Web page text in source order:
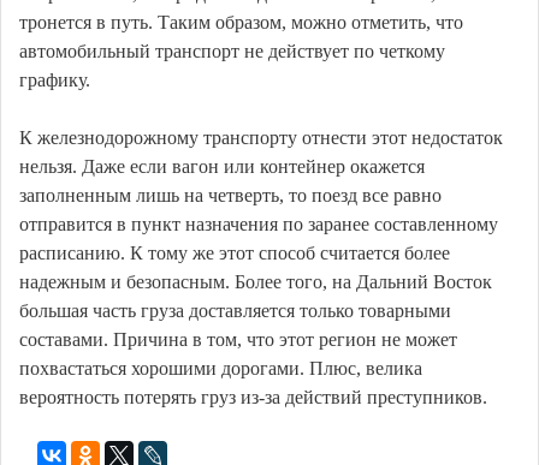
тронется в путь. Таким образом, можно отметить, что
автомобильный транспорт не действует по четкому
графику.
К железнодорожному транспорту отнести этот недостаток
нельзя. Даже если вагон или контейнер окажется
заполненным лишь на четверть, то поезд все равно
отправится в пункт назначения по заранее составленному
расписанию. К тому же этот способ считается более
надежным и безопасным. Более того, на Дальний Восток
большая часть груза доставляется только товарными
составами. Причина в том, что этот регион не может
похвастаться хорошими дорогами. Плюс, велика
вероятность потерять груз из-за действий преступников.